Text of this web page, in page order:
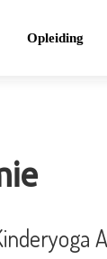
Opleiding